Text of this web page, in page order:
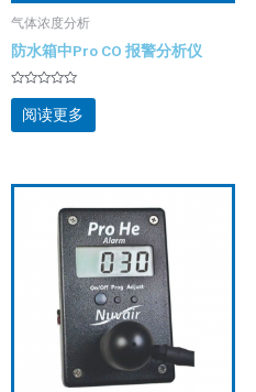
气体浓度分析
防水箱中Pro CO 报警分析仪
评
分
&sol;
阅读更多